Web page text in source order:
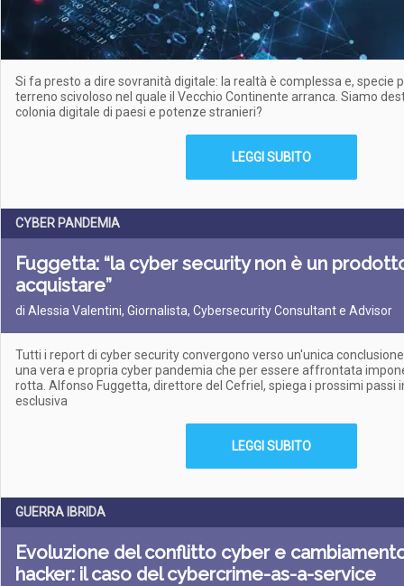
Si fa presto a dire sovranità digitale: la realtà è complessa e, specie
terreno scivoloso nel quale il Vecchio Continente arranca. Siamo
colonia digitale di paesi e potenze stranieri?
LEGGI SUBITO
CYBER PANDEMIA
Fuggetta: “la cyber security non è un
acquistare”
di Alessia Valentini, Giornalista, Cybersecurity Consultant e Advisor
Tutti i report di cyber security convergono verso un'unica
una vera e propria cyber pandemia che per essere affrontata
rotta. Alfonso Fuggetta, direttore del Cefriel, spiega i prossimi passi
esclusiva
LEGGI SUBITO
GUERRA IBRIDA
Evoluzione del conflitto cyber e
hacker: il caso del cybercrime-as-a-service